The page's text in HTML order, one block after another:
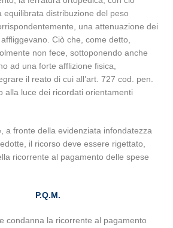
equilibrata distribuzione del peso
una attenuazione dei
Ciò che, come detto,
non fece, sottoponendo anche
ad una forte afflizione fisica,
il reato di cui all’art. 727 cod. pen.
alla luce dei ricordati orientamenti
a fronte della evidenziata infondatezza
il ricorso deve essere rigettato,
ricorrente al pagamento delle spese
P.Q.M.
condanna la ricorrente al pagamento